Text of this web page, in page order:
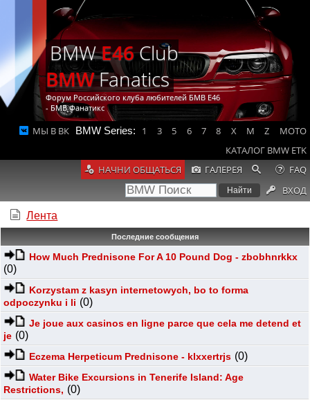
BMWE46Club
BMWFanatics
Форум Российского клуба любителей БМВ Е46
- БМВ Фанатикс
МЫ В ВК BMW Series: 1 3 5 6 7 8 X M Z
MOTO
КАТАЛОГ BMW ETK
НАЧНИ ОБЩАТЬСЯ
ГАЛЕРЕЯ
FAQ
ВХОД
Лента
Последние сообщения
How Much Prednisone For A 10 Pound Dog - zbobhnrkkx
(0)
Korzystam z kasyn internetowych, bo to forma
odpoczynku i li (0)
Je joue aux casinos en ligne parce que cela me detend et
je (0)
Eczema Herpeticum Prednisone - klxxertrjs (0)
Water Bike Excursions in Tenerife Island: Age
Restrictions, (0)